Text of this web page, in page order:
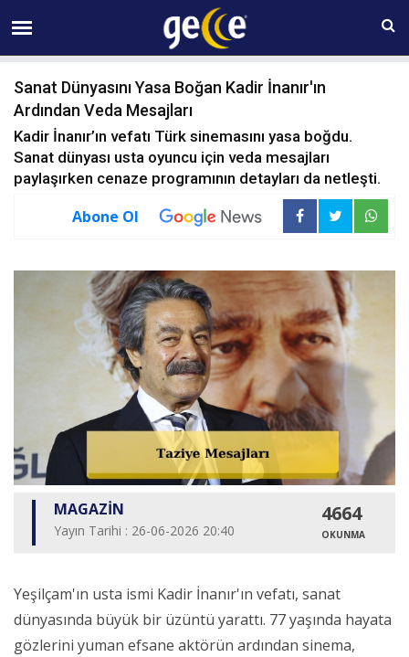
08 AĞUSTOS Cumartesi 00:19
Sanat Dünyasını Yasa Boğan Kadir İnanır'ın
Ardından Veda Mesajları
Kadir İnanır’ın vefatı Türk sinemasını yasa boğdu.
Sanat dünyası usta oyuncu için veda mesajları
paylaşırken cenaze programının detayları da netleşti.
Abone Ol
MAGAZİN
Yayın Tarihi : 26-06-2026 20:40
4664
OKUNMA
Yeşilçam'ın usta ismi Kadir İnanır'ın vefatı, sanat
dünyasında büyük bir üzüntü yarattı. 77 yaşında hayata
gözlerini yuman efsane aktörün ardından sinema,